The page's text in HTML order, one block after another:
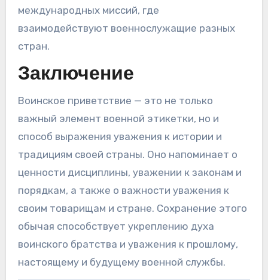
международных миссий, где
взаимодействуют военнослужащие разных
стран.
Заключение
Воинское приветствие — это не только
важный элемент военной этикетки, но и
способ выражения уважения к истории и
традициям своей страны. Оно напоминает о
ценности дисциплины, уважении к законам и
порядкам, а также о важности уважения к
своим товарищам и стране. Сохранение этого
обычая способствует укреплению духа
воинского братства и уважения к прошлому,
настоящему и будущему военной службы.